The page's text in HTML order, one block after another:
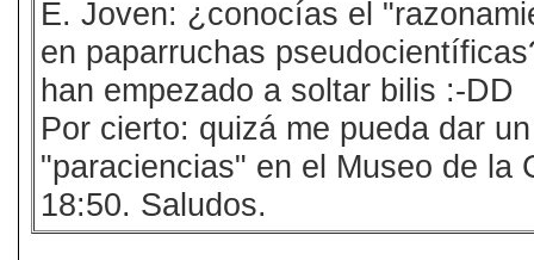
E. Joven: ¿conocías el
en paparruchas
han empezado a soltar bilis :-DD
Por cierto: quizá me pueda dar
"paraciencias" en el Museo de la
18:50. Saludos.